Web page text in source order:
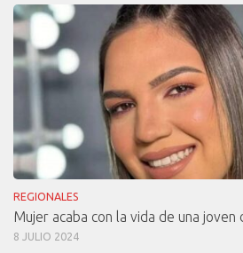
REGIONALES
Mujer acaba con la vida de una joven
8 JULIO 2024